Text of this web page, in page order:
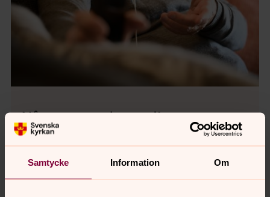
Samtycke Information Om
Någon att tala med!
Känns livet svårt? Tala med någon om det
nu.